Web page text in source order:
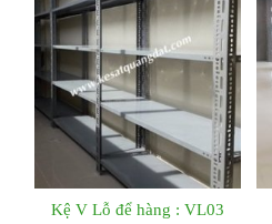
Kệ V Lỗ để hàng : VL03